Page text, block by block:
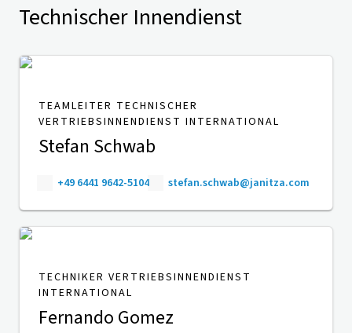
Technischer Innendienst
TEAMLEITER TECHNISCHER
VERTRIEBSINNENDIENST INTERNATIONAL
Stefan Schwab
+49 6441 9642-5104 stefan.schwab@janitza.com
TECHNIKER VERTRIEBSINNENDIENST
INTERNATIONAL
Fernando Gomez